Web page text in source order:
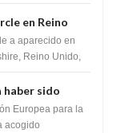
en Reino
a aparecido en
Reino Unido,
haber sido
una
Europea para la
acogido